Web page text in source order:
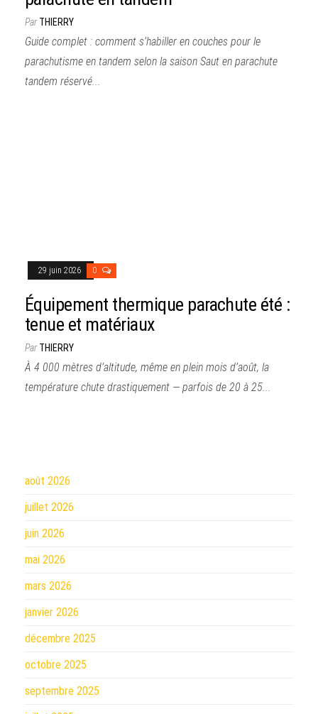
ParTHIERRY
Guide complet : comment s’habiller en couches pour le
parachutisme en tandem selon la saison Saut en parachute
tandem réservé...
29 juin 2026 0
Équipement thermique parachute été :
tenue et matériaux
ParTHIERRY
À 4 000 mètres d’altitude, même en plein mois d’août, la
température chute drastiquement — parfois de 20 à 25...
août 2026
juillet 2026
juin 2026
mai 2026
mars 2026
janvier 2026
décembre 2025
octobre 2025
septembre 2025